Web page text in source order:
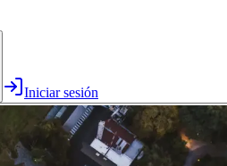
Iniciar sesión